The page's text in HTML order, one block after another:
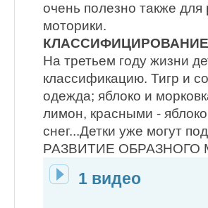
очень полезно также
моторики.
КЛАССИФИЦИРОВАНИЕ
На третьем году жизни
классификацию. Тигр и
одежда; яблоко и
лимон, красными -
снег...Детки уже могут
РАЗВИТИЕ
1 видео